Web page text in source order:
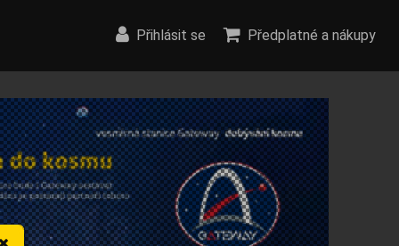
Přihlásit se Předplatné a nákupy